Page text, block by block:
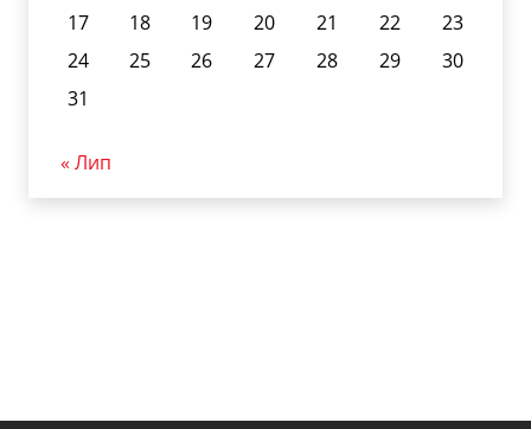
17
18 19 20 21 22
23
24
25 26 27 28 29
30
31
« Лип